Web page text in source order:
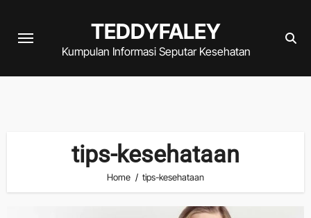
TEDDYFALEY
Kumpulan Informasi Seputar Kesehatan
tips-kesehataan
Home tips-kesehataan